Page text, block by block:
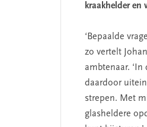
kraakhelder en
‘Bepaalde
zo vertelt
ambtenaar.
daardoor
strepen. Met
glasheldere